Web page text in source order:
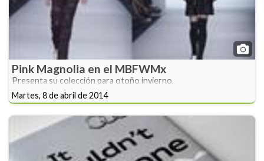
Pink Magnolia en el MBFWMx
Presenta su colección para otoño invierno.
Martes, 8 de abril de 2014